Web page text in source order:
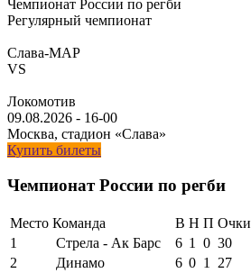
Чемпионат России по регби
Регулярный чемпионат
Слава-МАР
VS
Локомотив
09.08.2026 - 16-00
Москва, стадион «Слава»
Купить билеты
Чемпионат России по регби
Место Команда В Н П Очки
1
Стрела - Ак Барс 6 1 0 30
2
Динамо 6 0 1
27